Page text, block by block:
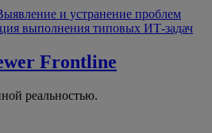
и устранение проблем
выполнения типовых ИТ-задач
Frontline
реальностью.